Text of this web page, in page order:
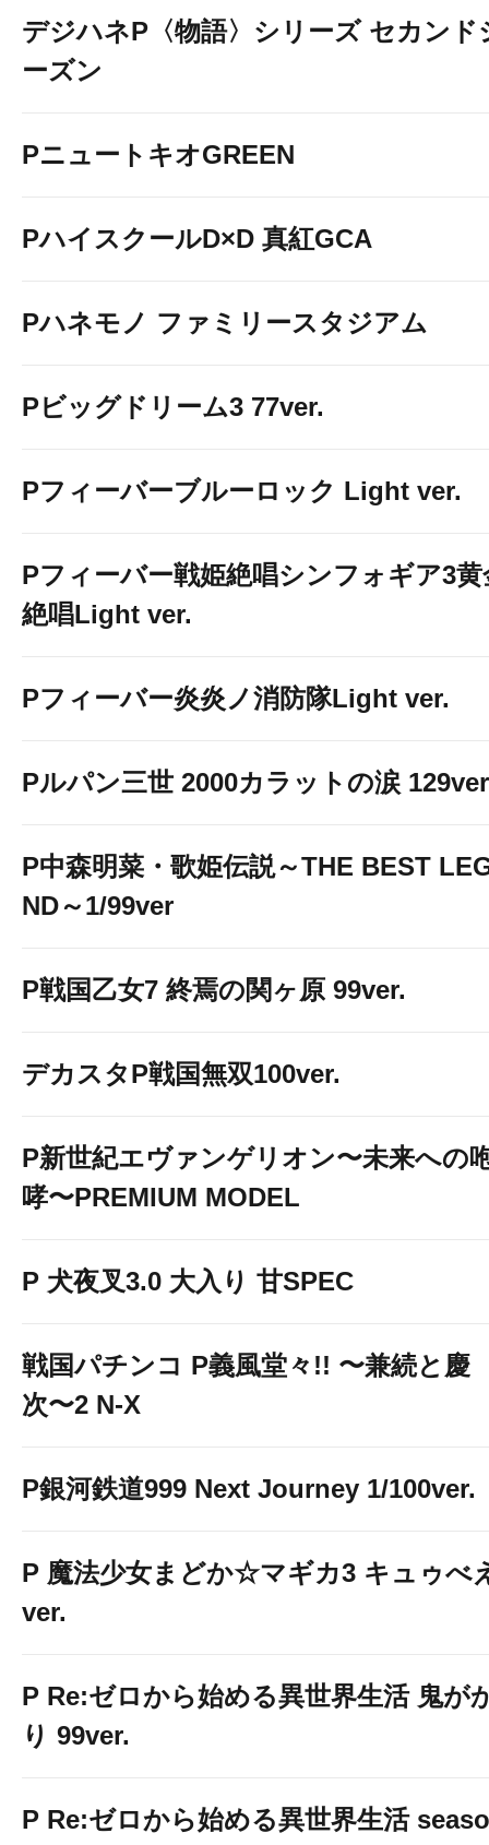
デジハネP〈物語〉シリーズ セカンド
ーズン
PニュートキオGREEN
PハイスクールD×D 真紅GCA
Pハネモノ ファミリースタジアム
Pビッグドリーム3 77ver.
Pフィーバーブルーロック Light ver.
Pフィーバー戦姫絶唱シンフォギア3黄
絶唱Light ver.
Pフィーバー炎炎ノ消防隊Light ver.
Pルパン三世 2000カラットの涙
P中森明菜・歌姫伝説～THE BEST
ND～1/99ver
P戦国乙女7 終焉の関ヶ原 99ver.
デカスタP戦国無双100ver.
P新世紀エヴァンゲリオン〜未来への
哮〜PREMIUM MODEL
P 犬夜叉3.0 大入り 甘SPEC
戦国パチンコ P義風堂々!! 〜兼続と慶
次〜2 N-X
P銀河鉄道999 Next Journey 1/100ver.
P 魔法少女まどか☆マギカ3 キュゥべ
ver.
P Re:ゼロから始める異世界生活 鬼が
り 99ver.
P Re:ゼロから始める異世界生活